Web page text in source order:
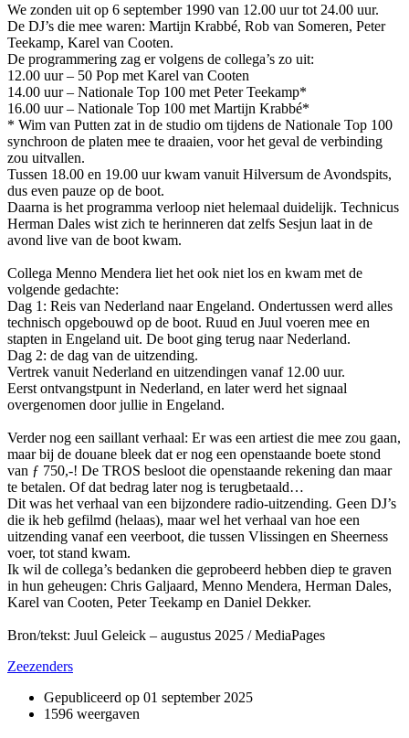
We zonden uit op 6 september 1990 van 12.00 uur tot 24.00 uur.
De DJ’s die mee waren: Martijn Krabbé, Rob van Someren, Peter
Teekamp, Karel van Cooten.
De programmering zag er volgens de collega’s zo uit:
12.00 uur – 50 Pop met Karel van Cooten
14.00 uur – Nationale Top 100 met Peter Teekamp*
16.00 uur – Nationale Top 100 met Martijn Krabbé*
* Wim van Putten zat in de studio om tijdens de Nationale Top 100
synchroon de platen mee te draaien, voor het geval de verbinding
zou uitvallen.
Tussen 18.00 en 19.00 uur kwam vanuit Hilversum de Avondspits,
dus even pauze op de boot.
Daarna is het programma verloop niet helemaal duidelijk. Technicus
Herman Dales wist zich te herinneren dat zelfs Sesjun laat in de
avond live van de boot kwam.
Collega Menno Mendera liet het ook niet los en kwam met de
volgende gedachte:
Dag 1: Reis van Nederland naar Engeland. Ondertussen werd alles
technisch opgebouwd op de boot. Ruud en Juul voeren mee en
stapten in Engeland uit. De boot ging terug naar Nederland.
Dag 2: de dag van de uitzending.
Vertrek vanuit Nederland en uitzendingen vanaf 12.00 uur.
Eerst ontvangstpunt in Nederland, en later werd het signaal
overgenomen door jullie in Engeland.
Verder nog een saillant verhaal: Er was een artiest die mee zou gaan,
maar bij de douane bleek dat er nog een openstaande boete stond
van ƒ 750,-! De TROS besloot die openstaande rekening dan maar
te betalen. Of dat bedrag later nog is terugbetaald…
Dit was het verhaal van een bijzondere radio-uitzending. Geen DJ’s
die ik heb gefilmd (helaas), maar wel het verhaal van hoe een
uitzending vanaf een veerboot, die tussen Vlissingen en Sheerness
voer, tot stand kwam.
Ik wil de collega’s bedanken die geprobeerd hebben diep te graven
in hun geheugen: Chris Galjaard, Menno Mendera, Herman Dales,
Karel van Cooten, Peter Teekamp en Daniel Dekker.
Bron/tekst: Juul Geleick – augustus 2025 / MediaPages
Zeezenders
Gepubliceerd op 01 september 2025
1596 weergaven